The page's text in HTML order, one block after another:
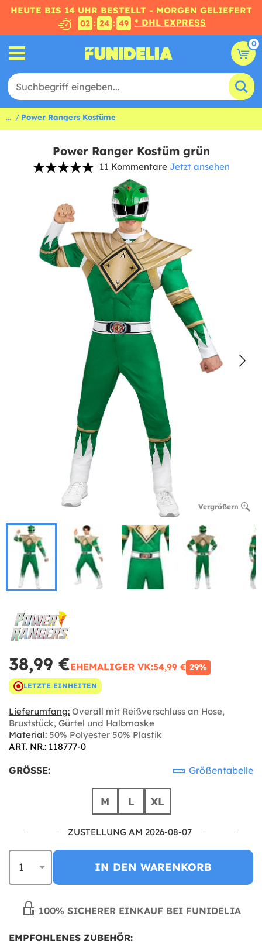
HEUTE BIS 14 UHR BESTELLT - MORGEN GELIEFERT
02 : 24 : 49 * DHL EXPRESS
0
... Power Rangers Kostüme
Power Ranger Kostüm grün
11 Kommentare Jetzt ansehen
Vergrößern
38,99 €EHEMALIGER VK:54,99 € 29%
LETZTE EINHEITEN
Lieferumfang: Overall mit Reißverschluss an Hose,
Bruststück, Gürtel und Halbmaske
Material: 50% Polyester 50% Plastik
ART. NR.: 118777-0
GRÖSSE: Größentabelle
M L XL
ZUSTELLUNG AM 2026-08-07
IN DEN WARENKORB
100% SICHERER EINKAUF BEI FUNIDELIA
EMPFOHLENES ZUBEHÖR: